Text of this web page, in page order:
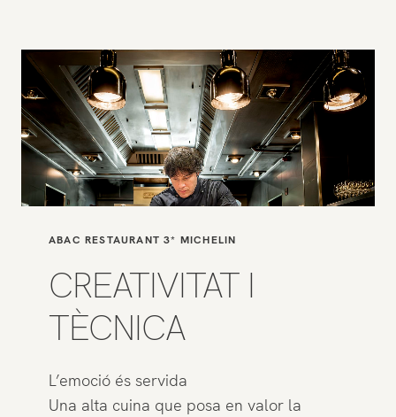
ABAC RESTAURANT 3* MICHELIN
CREATIVITAT I
TÈCNICA
L’emoció és servida
Una alta cuina que posa en valor la